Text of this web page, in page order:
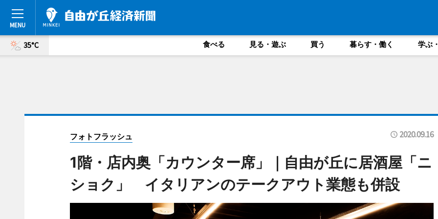
35°C 食べる 見る・遊ぶ 買う 暮らす・働く 学ぶ
フォトフラッシュ 2020.09.16
1階・店内奥「カウンター席」｜自由が丘に居酒屋「ニ
ショク」 イタリアンのテークアウト業態も併設